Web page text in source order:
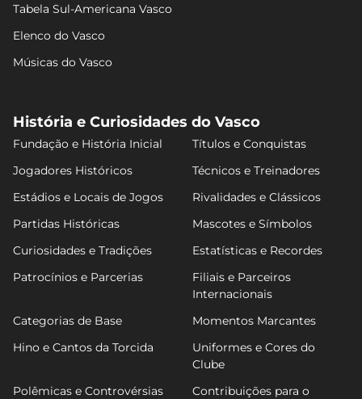
Tabela Sul-Americana Vasco
Elenco do Vasco
Músicas do Vasco
História e Curiosidades do Vasco
Fundação e História Inicial
Títulos e Conquistas
Jogadores Históricos
Técnicos e Treinadores
Estádios e Locais de Jogos
Rivalidades e Clássicos
Partidas Históricas
Mascotes e Símbolos
Curiosidades e Tradições
Estatísticas e Recordes
Patrocínios e Parcerias
Filiais e Parceiros
Internacionais
Categorias de Base
Momentos Marcantes
Hino e Cantos da Torcida
Uniformes e Cores do
Clube
Polêmicas e Controvérsias
Contribuições para o